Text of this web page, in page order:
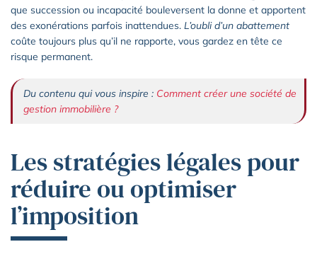
que succession ou incapacité bouleversent la donne et apportent
des exonérations parfois inattendues. L’oubli d’un abattement
coûte toujours plus qu’il ne rapporte, vous gardez en tête ce
risque permanent.
Du contenu qui vous inspire : Comment créer une société de
gestion immobilière ?
Les stratégies légales pour
réduire ou optimiser
l’imposition